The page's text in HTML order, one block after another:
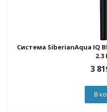
Система SiberianAqua IQ
2.3
3
В